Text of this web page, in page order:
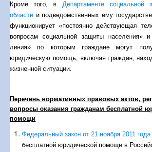
Кроме того, в
Департаменте социальной
области и подведомственных ему
функционирует «постоянно действующая
вопросам социальной защиты населения» и
линия» по которым граждане могут
юридическую помощь, включая граждан,
жизненной ситуации.
Перечень нормативных правовых актов,
вопросы оказания гражданам бесплатной
помощи
помощи и гарантиях прав граждан при ее
Закон Вологодской области от 25 апреля
ОЗ«Об оказа­нии бесплатной
гражданам Российской Федерации,
и финансовом обеспечении оказания
адвокатами в труднодоступных
Вологод­ской области»;
взаимодействия участников
бесплатной юридической помощи на
области»;
Постановление Правительства
мая 2012 года № 472«Об утверждении
Федеральный закон от 21 ноября 2011
бесплатной юридической помощи в